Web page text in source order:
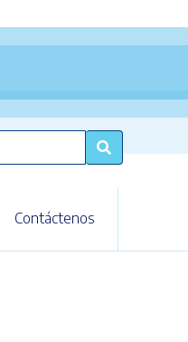
Contáctenos